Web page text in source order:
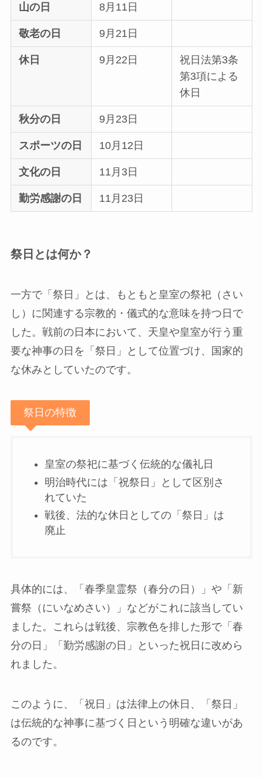
山の日 8月11日
敬老の日 9月21日
休日 9月22日
祝日法第3条
第3項による
休日
秋分の日 9月23日
スポーツの日 10月12日
文化の日 11月3日
勤労感謝の日 11月23日
祭日とは何か？
一方で「祭日」とは、もともと皇室の祭祀（さい
し）に関連する宗教的・儀式的な意味を持つ日で
した。戦前の日本において、天皇や皇室が行う重
要な神事の日を「祭日」として位置づけ、国家的
な休みとしていたのです。
祭日の特徴
皇室の祭祀に基づく伝統的な儀礼日
明治時代には「祝祭日」として区別さ
れていた
戦後、法的な休日としての「祭日」は
廃止
具体的には、「春季皇霊祭（春分の日）」や「新
嘗祭（にいなめさい）」などがこれに該当してい
ました。これらは戦後、宗教色を排した形で「春
分の日」「勤労感謝の日」といった祝日に改めら
れました。
このように、「祝日」は法律上の休日、「祭日」
は伝統的な神事に基づく日という明確な違いがあ
るのです。